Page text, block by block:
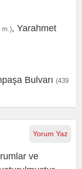
m.), Yarahmet
Bulvarı (439
Yorum Yaz
ve